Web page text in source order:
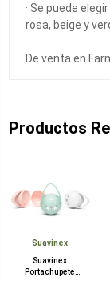
· Se puede
rosa, beige y
De venta en
Productos
Suavinex
Suavinex
Portachupete